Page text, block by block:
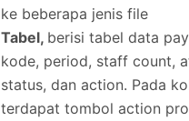
ke beberapa jenis file
Tabel, berisi tabel data
kode, period, staff count,
status, dan action. Pada
terdapat tombol action